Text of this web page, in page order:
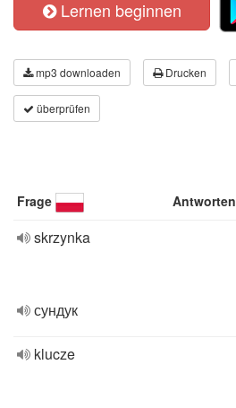
Lernen beginnen
mp3 downloaden Drucken
überprüfen
Frage Antworten
skrzynka
сундук
klucze